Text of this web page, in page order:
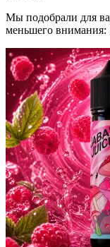
Мы подобрали для
меньшего внимания: